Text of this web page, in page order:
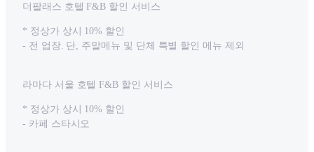
더팔래스 호텔 F&B 할인 서비스
* 정상가 상시 10% 할인
- 전 업장. 단, 주말메뉴 및 단체 특별 할인 메뉴 제외
라마다 서울 호텔 F&B 할인 서비스
* 정상가 상시 10% 할인
- 카페 스타시오